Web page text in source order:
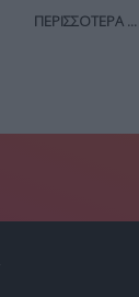
ΠΕΡΙΣΣΌΤΕΡΑ ...